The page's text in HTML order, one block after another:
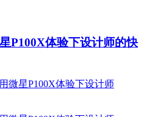
P100X体验下设计师的快